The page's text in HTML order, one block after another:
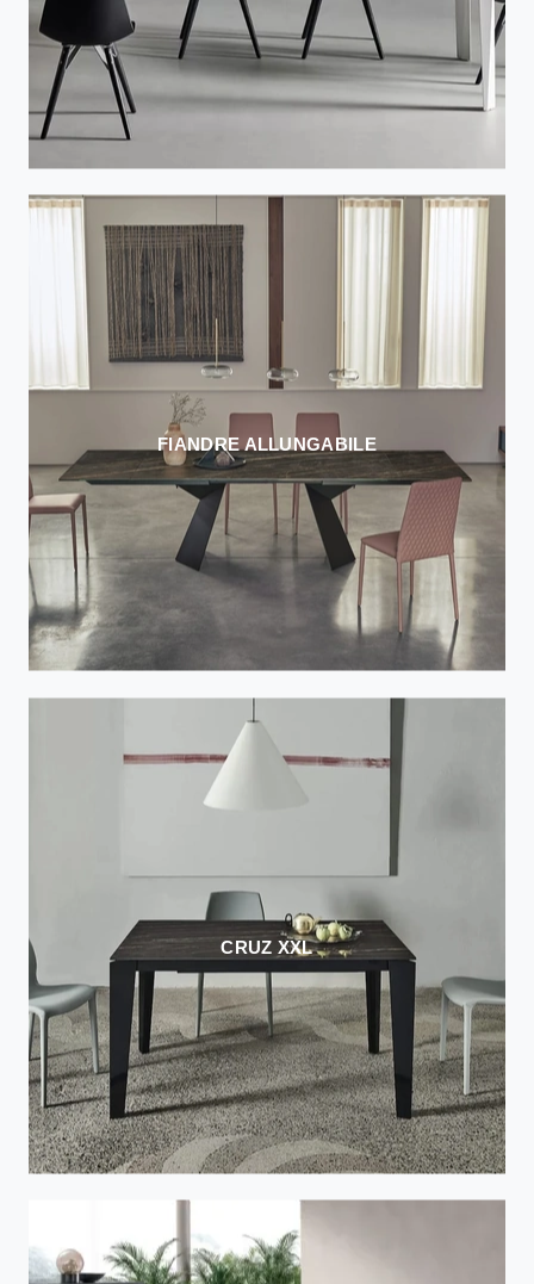
FIANDRE ALLUNGABILE
CRUZ XXL